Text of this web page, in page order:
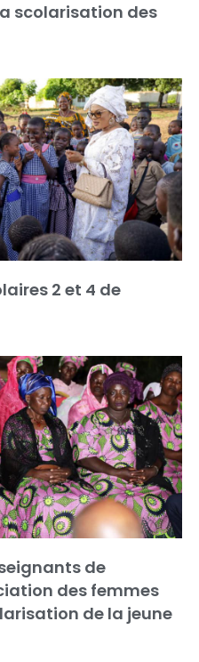
scolarisation des
2 et 4 de
de
des femmes
de la jeune